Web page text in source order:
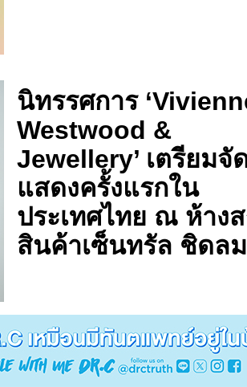
นิทรรศการ
Westwood &
Jewellery’ เตรียมจั
แสดงครั้งแรกใน
ประเทศไทย ณ ห้าง
สินค้าเซ็นทรัล ชิดลม